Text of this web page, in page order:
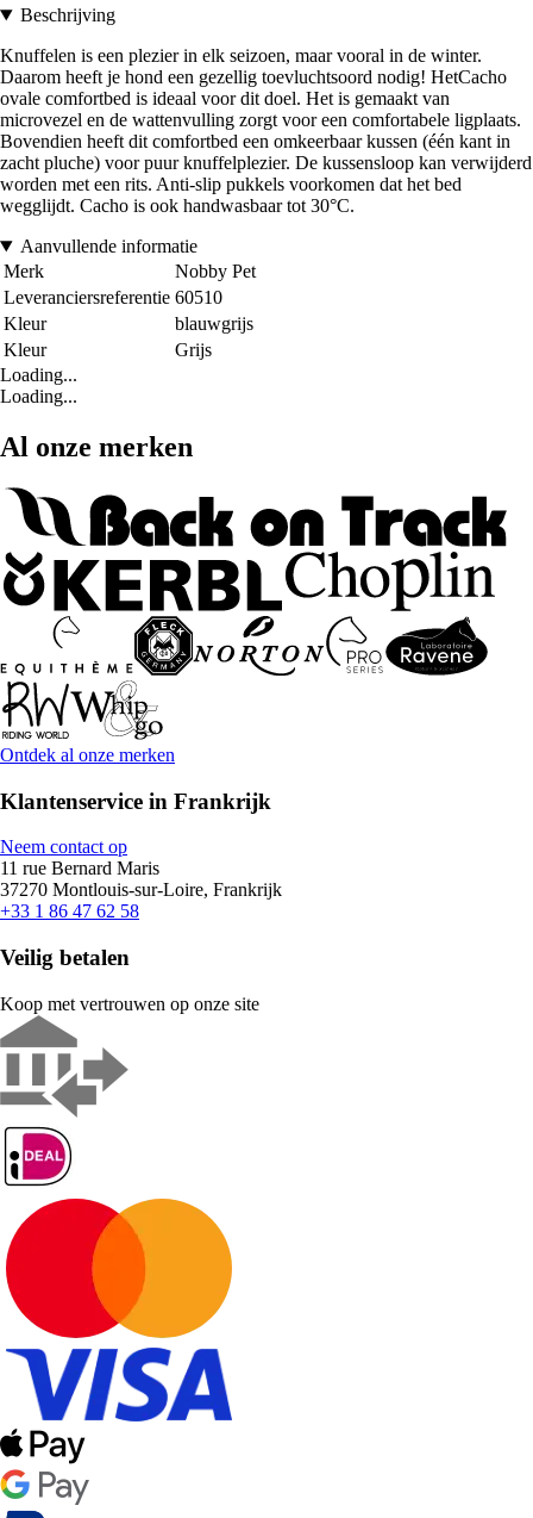
Beschrijving
Knuffelen is een plezier in elk seizoen, maar vooral in de winter.
Daarom heeft je hond een gezellig toevluchtsoord nodig! HetCacho
ovale comfortbed is ideaal voor dit doel. Het is gemaakt van
microvezel en de wattenvulling zorgt voor een comfortabele ligplaats.
Bovendien heeft dit comfortbed een omkeerbaar kussen (één kant in
zacht pluche) voor puur knuffelplezier. De kussensloop kan verwijderd
worden met een rits. Anti-slip pukkels voorkomen dat het bed
wegglijdt. Cacho is ook handwasbaar tot 30°C.
Aanvullende informatie
Merk
Nobby Pet
Leveranciersreferentie 60510
Kleur
blauwgrijs
Kleur
Grijs
Loading...
Loading...
Al onze merken
Ontdek al onze merken
Klantenservice in Frankrijk
Neem contact op
11 rue Bernard Maris
37270 Montlouis-sur-Loire, Frankrijk
+33 1 86 47 62 58
Veilig betalen
Koop met vertrouwen op onze site